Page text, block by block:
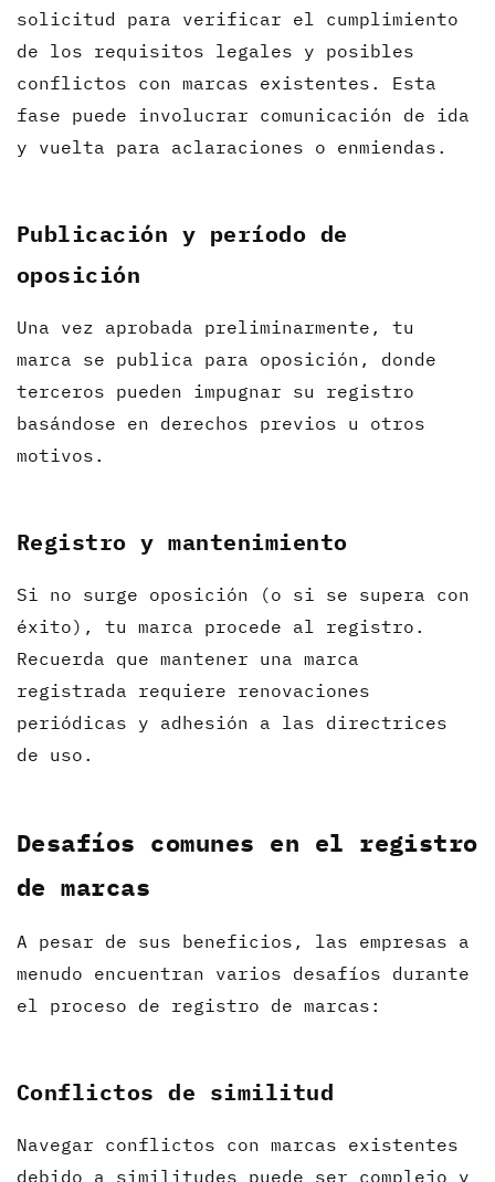
solicitud para verificar el cumplimiento
de los requisitos legales y posibles
conflictos con marcas existentes. Esta
fase puede involucrar comunicación de ida
y vuelta para aclaraciones o enmiendas.
Publicación y período de
oposición
Una vez aprobada preliminarmente, tu
marca se publica para oposición, donde
terceros pueden impugnar su registro
basándose en derechos previos u otros
motivos.
Registro y mantenimiento
Si no surge oposición (o si se supera con
éxito), tu marca procede al registro.
Recuerda que mantener una marca
registrada requiere renovaciones
periódicas y adhesión a las directrices
de uso.
Desafíos comunes en el registro
de marcas
A pesar de sus beneficios, las empresas a
menudo encuentran varios desafíos durante
el proceso de registro de marcas:
Conflictos de similitud
Navegar conflictos con marcas existentes
debido a similitudes puede ser complejo y